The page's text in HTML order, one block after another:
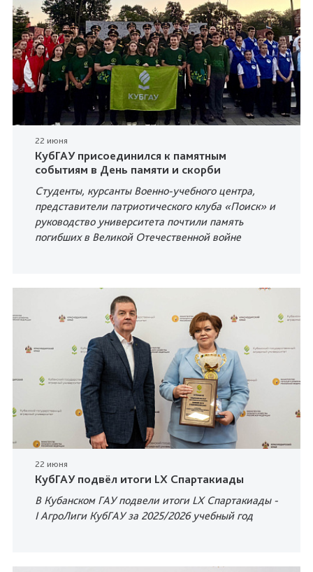
22 июня
КубГАУ присоединился к памятным
событиям в День памяти и скорби
Студенты, курсанты Военно-учебного центра,
представители патриотического клуба «Поиск» и
руководство университета почтили память
погибших в Великой Отечественной войне
22 июня
КубГАУ подвёл итоги LX Спартакиады
В Кубанском ГАУ подвели итоги LX Спартакиады -
I АгроЛиги КубГАУ за 2025/2026 учебный год